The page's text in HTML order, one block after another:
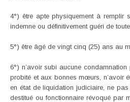
4°) être apte physiquement à remplir
indemne ou définitivement guéri de
5°) être âgé de vingt cinq (25) ans au
6°) n’avoir subi aucune
probité et aux bonnes mœurs, n’avoir
en état de liquidation judiciaire, ne pas
destitué ou fonctionnaire révoqué par